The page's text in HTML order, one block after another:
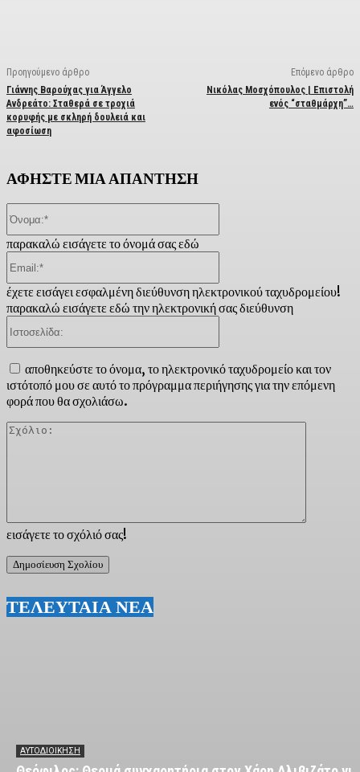
Προηγούμενο άρθρο
Γιάννης Βαρούχας για Άγγελο
Ανδρεάτο: Σταθερά σε τροχιά
κορυφής με σκληρή δουλειά και
αφοσίωση
Επόμενο άρθρο
Νικόλας Μοσχόπουλος | Επιστολή
ενός “σταθμάρχη”…
ΑΦΗΣΤΕ ΜΙΑ ΑΠΑΝΤΗΣΗ
εισάγετε το σχόλιό σας!
παρακαλώ εισάγετε το όνομά σας εδώ
έχετε εισάγει εσφαλμένη διεύθυνση ηλεκτρονικού ταχυδρομείου!
παρακαλώ εισάγετε εδώ την ηλεκτρονική σας διεύθυνση
αποθηκεύστε το όνομα, το ηλεκτρονικό ταχυδρομείο και τον
ιστότοπό μου σε αυτό το πρόγραμμα περιήγησης για την επόμενη
φορά που θα σχολιάσω.
ΤΕΛΕΥΤΑΙΑ ΝΕΑ
ΑΥΤΟΔΙΟΙΚΗΣΗ